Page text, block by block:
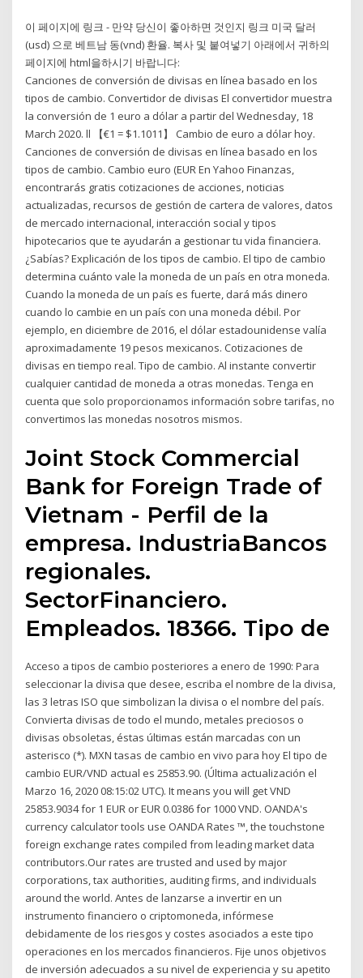
이 페이지에 링크 - 만약 당신이 좋아하면 것인지 링크 미국 달러
(usd) 으로 베트남 동(vnd) 환율. 복사 및 붙여넣기 아래에서 귀하의
페이지에 html을하시기 바랍니다:
Canciones de conversión de divisas en línea basado en los
tipos de cambio. Convertidor de divisas El convertidor muestra
la conversión de 1 euro a dólar a partir del Wednesday, 18
March 2020. ll 【€1 = $1.1011】 Cambio de euro a dólar hoy.
Canciones de conversión de divisas en línea basado en los
tipos de cambio. Cambio euro (EUR En Yahoo Finanzas,
encontrarás gratis cotizaciones de acciones, noticias
actualizadas, recursos de gestión de cartera de valores, datos
de mercado internacional, interacción social y tipos
hipotecarios que te ayudarán a gestionar tu vida financiera.
¿Sabías? Explicación de los tipos de cambio. El tipo de cambio
determina cuánto vale la moneda de un país en otra moneda.
Cuando la moneda de un país es fuerte, dará más dinero
cuando lo cambie en un país con una moneda débil. Por
ejemplo, en diciembre de 2016, el dólar estadounidense valía
aproximadamente 19 pesos mexicanos. Cotizaciones de
divisas en tiempo real. Tipo de cambio. Al instante convertir
cualquier cantidad de moneda a otras monedas. Tenga en
cuenta que solo proporcionamos información sobre tarifas, no
convertimos las monedas nosotros mismos.
Joint Stock Commercial
Bank for Foreign Trade of
Vietnam - Perfil de la
empresa. IndustriaBancos
regionales.
SectorFinanciero.
Empleados. 18366. Tipo de
Acceso a tipos de cambio posteriores a enero de 1990: Para
seleccionar la divisa que desee, escriba el nombre de la divisa,
las 3 letras ISO que simbolizan la divisa o el nombre del país.
Convierta divisas de todo el mundo, metales preciosos o
divisas obsoletas, éstas últimas están marcadas con un
asterisco (*). MXN tasas de cambio en vivo para hoy El tipo de
cambio EUR/VND actual es 25853.90. (Última actualización el
Marzo 16, 2020 08:15:02 UTC). It means you will get VND
25853.9034 for 1 EUR or EUR 0.0386 for 1000 VND. OANDA's
currency calculator tools use OANDA Rates ™, the touchstone
foreign exchange rates compiled from leading market data
contributors.Our rates are trusted and used by major
corporations, tax authorities, auditing firms, and individuals
around the world. Antes de lanzarse a invertir en un
instrumento financiero o criptomoneda, infórmese
debidamente de los riesgos y costes asociados a este tipo
operaciones en los mercados financieros. Fije unos objetivos
de inversión adecuados a su nivel de experiencia y su apetito